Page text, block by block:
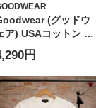
(グッドウ
ア) USAコットン ポ
ケット クルーネック
袖 Tシャツ BIG Tee
円